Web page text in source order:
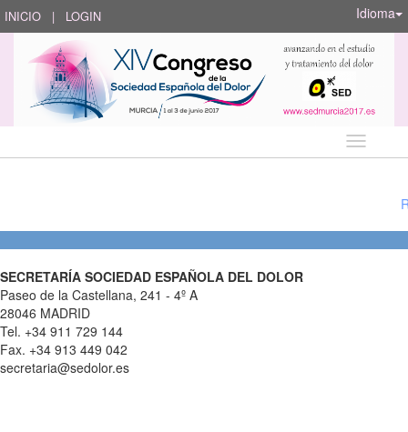
INICIO | LOGIN Idioma
Idioma
SECRETARÍA SOCIEDAD ESPAÑOLA DEL DOLOR
Paseo de la Castellana, 241 - 4º A
28046 MADRID
Tel. +34 911 729 144
Fax. +34 913 449 042
secretaria@sedolor.es